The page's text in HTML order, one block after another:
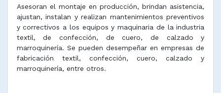
Asesoran el montaje en producción, brindan asistencia,
ajustan, instalan y realizan mantenimientos preventivos
y correctivos a los equipos y maquinaria de la industria
textil, de confección, de cuero, de calzado y
marroquinería. Se pueden desempeñar en empresas de
fabricación textil, confección, cuero, calzado y
marroquinería, entre otros.